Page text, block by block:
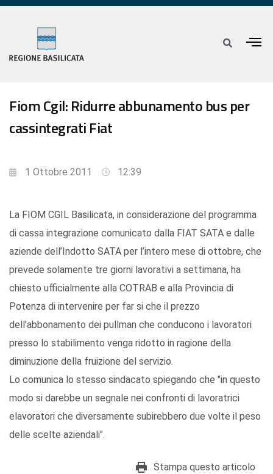
Fiom Cgil: Ridurre abbunamento bus per
cassintegrati Fiat
1 Ottobre 2011 12:39
La FIOM CGIL Basilicata, in considerazione del programma
di cassa integrazione comunicato dalla FIAT SATA e dalle
aziende dell’Indotto SATA per l’intero mese di ottobre, che
prevede solamente tre giorni lavorativi a settimana, ha
chiesto ufficialmente alla COTRAB e alla Provincia di
Potenza di intervenire per far si che il prezzo
dell'abbonamento dei pullman che conducono i lavoratori
presso lo stabilimento venga ridotto in ragione della
diminuzione della fruizione del servizio.
Lo comunica lo stesso sindacato spiegando che "in questo
modo si darebbe un segnale nei confronti di lavoratrici
elavoratori che diversamente subirebbero due volte il peso
delle scelte aziendali".
Stampa questo articolo